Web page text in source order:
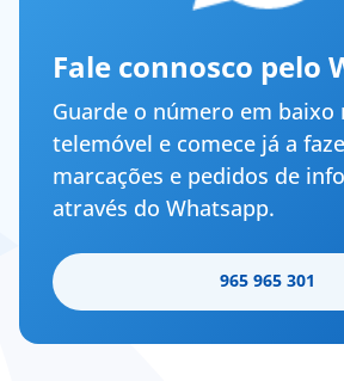
Fale connosco pelo
Guarde o número em baixo
telemóvel e comece já a
marcações e pedidos de
através do Whatsapp.
965 965 301